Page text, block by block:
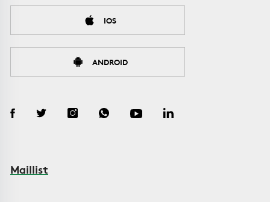
IOS
ANDROID
Maillist